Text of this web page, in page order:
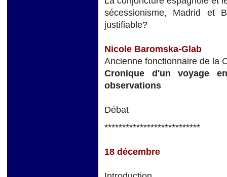
sécessionisme, Madrid et
justifiable?
Nicole Baromska-Glab
Ancienne fonctionnaire de la
Cronique d'un voyage
observations
Débat
***************************
18 décembre